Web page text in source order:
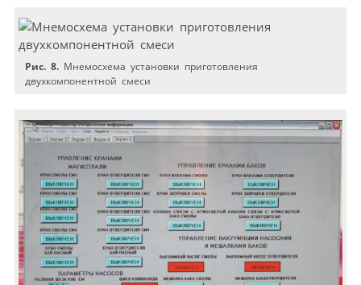
Рис. 8. Мнемосхема установки приготовления
двухкомпонентной смеси